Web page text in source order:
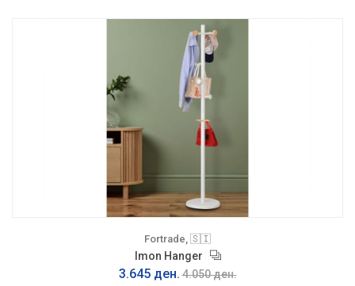
Fortrade, 🇸🇮
Imon Hanger
3.645 ден. 4.050 ден.